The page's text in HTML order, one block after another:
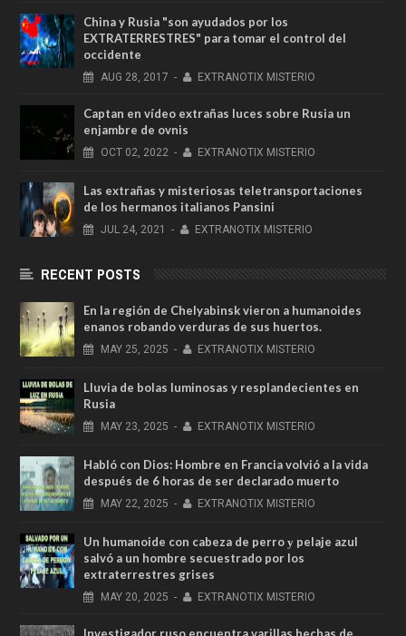
China y Rusia "son ayudados por los
EXTRATERRESTRES" para tomar el control del
occidente
AUG 28, 2017 - EXTRANOTIX MISTERIO
Captan en vídeo extrañas luces sobre Rusia un
enjambre de ovnis
OCT 02, 2022 - EXTRANOTIX MISTERIO
Las extrañas y misteriosas teletransportaciones
de los hermanos italianos Pansini
JUL 24, 2021 - EXTRANOTIX MISTERIO
RECENT POSTS
En la región de Chelyabinsk vieron a humanoides
enanos robando verduras de sus huertos.
MAY 25, 2025 - EXTRANOTIX MISTERIO
Lluvia de bolas luminosas y resplandecientes en
Rusia
MAY 23, 2025 - EXTRANOTIX MISTERIO
Habló con Dios: Hombre en Francia volvió a la vida
después de 6 horas de ser declarado muerto
MAY 22, 2025 - EXTRANOTIX MISTERIO
Un humanoide con cabeza de perro у pelaje azul
salvó a un hombre secuestrado por los
extraterrestres grises
MAY 20, 2025 - EXTRANOTIX MISTERIO
Investigador ruso encuentra varillas hechas de